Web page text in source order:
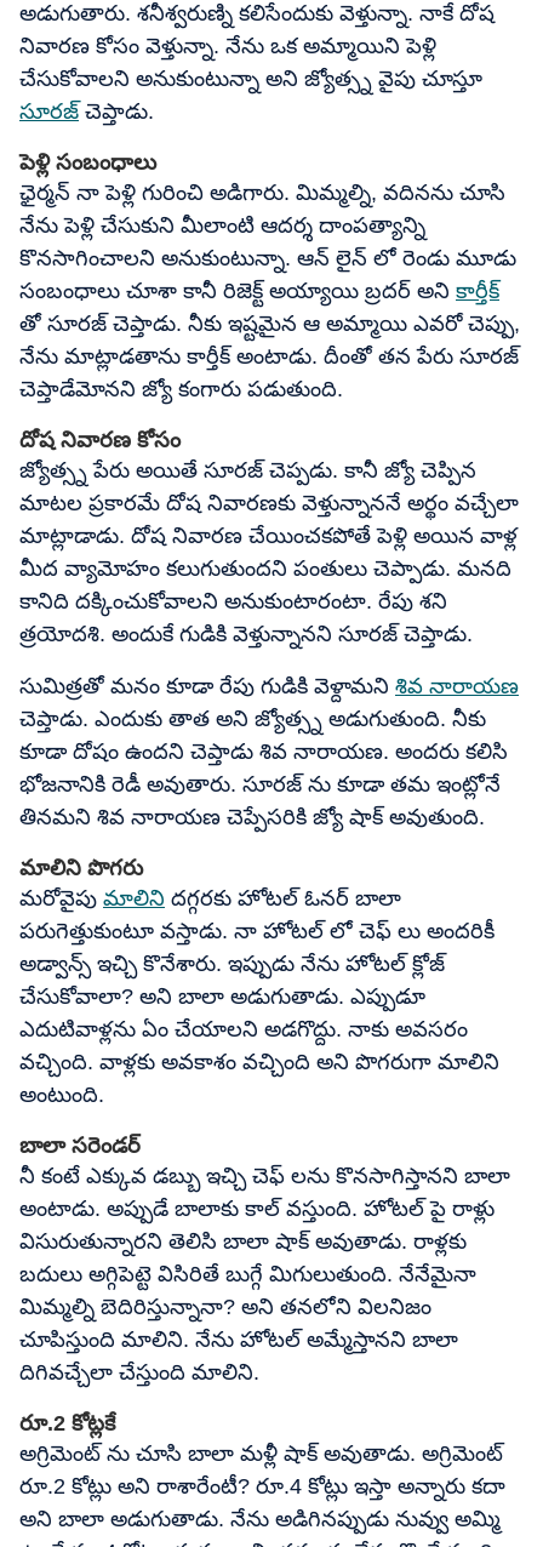
అడుగుతారు. శనీశ్వరుణ్ని కలిసేందుకు వెళ్తున్నా. నాకే దోష
నివారణ కోసం వెళ్తున్నా. నేను ఒక అమ్మాయిని పెళ్లి
చేసుకోవాలని అనుకుంటున్నా అని జ్యోత్స్న వైపు చూస్తూ
సూరజ్ చెప్తాడు.
పెళ్లి సంబంధాలు
ఛైర్మన్ నా పెళ్లి గురించి అడిగారు. మిమ్మల్ని, వదినను చూసి
నేను పెళ్లి చేసుకుని మీలాంటి ఆదర్శ దాంపత్యాన్ని
కొనసాగించాలని అనుకుంటున్నా. ఆన్ లైన్ లో రెండు మూడు
సంబంధాలు చూశా కానీ రిజెక్ట్ అయ్యాయి బ్రదర్ అని కార్తీక్
తో సూరజ్ చెప్తాడు. నీకు ఇష్టమైన ఆ అమ్మాయి ఎవరో చెప్పు,
నేను మాట్లాడతాను కార్తీక్ అంటాడు. దీంతో తన పేరు సూరజ్
చెప్తాడేమోనని జ్యో కంగారు పడుతుంది.
దోష నివారణ కోసం
జ్యోత్స్న పేరు అయితే సూరజ్ చెప్పడు. కానీ జ్యో చెప్పిన
మాటల ప్రకారమే దోష నివారణకు వెళ్తున్నాననే అర్థం వచ్చేలా
మాట్లాడాడు. దోష నివారణ చేయించకపోతే పెళ్లి అయిన వాళ్ల
మీద వ్యామోహం కలుగుతుందని పంతులు చెప్పాడు. మనది
కానిది దక్కించుకోవాలని అనుకుంటారంటా. రేపు శని
త్రయోదశి. అందుకే గుడికి వెళ్తున్నానని సూరజ్ చెప్తాడు.
సుమిత్రతో మనం కూడా రేపు గుడికి వెళ్దామని శివ నారాయణ
చెప్తాడు. ఎందుకు తాత అని జ్యోత్స్న అడుగుతుంది. నీకు
కూడా దోషం ఉందని చెప్తాడు శివ నారాయణ. అందరు కలిసి
భోజనానికి రెడీ అవుతారు. సూరజ్ ను కూడా తమ ఇంట్లోనే
తినమని శివ నారాయణ చెప్పేసరికి జ్యో షాక్ అవుతుంది.
మాలిని పొగరు
మరోవైపు మాలిని దగ్గరకు హోటల్ ఓనర్ బాలా
పరుగెత్తుకుంటూ వస్తాడు. నా హోటల్ లో చెఫ్ లు అందరికీ
అడ్వాన్స్ ఇచ్చి కొనేశారు. ఇప్పుడు నేను హోటల్ క్లోజ్
చేసుకోవాలా? అని బాలా అడుగుతాడు. ఎప్పుడూ
ఎదుటివాళ్లను ఏం చేయాలని అడగొద్దు. నాకు అవసరం
వచ్చింది. వాళ్లకు అవకాశం వచ్చింది అని పొగరుగా మాలిని
అంటుంది.
బాలా సరెండర్
నీ కంటే ఎక్కువ డబ్బు ఇచ్చి చెఫ్ లను కొనసాగిస్తానని బాలా
అంటాడు. అప్పుడే బాలాకు కాల్ వస్తుంది. హోటల్ పై రాళ్లు
విసురుతున్నారని తెలిసి బాలా షాక్ అవుతాడు. రాళ్లకు
బదులు అగ్గిపెట్టె విసిరితే బుగ్గే మిగులుతుంది. నేనేమైనా
మిమ్మల్ని బెదిరిస్తున్నానా? అని తనలోని విలనిజం
చూపిస్తుంది మాలిని. నేను హోటల్ అమ్మేస్తానని బాలా
దిగివచ్చేలా చేస్తుంది మాలిని.
రూ.2 కోట్లకే
అగ్రిమెంట్ ను చూసి బాలా మళ్లీ షాక్ అవుతాడు. అగ్రిమెంట్
రూ.2 కోట్లు అని రాశారేంటీ? రూ.4 కోట్లు ఇస్తా అన్నారు కదా
అని బాలా అడుగుతాడు. నేను అడిగినప్పుడు నువ్వు అమ్మి